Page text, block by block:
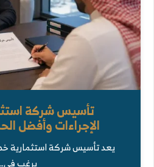
تأسيس شركة
الإجراءات وأفضل
يعد تأسيس شركة
يرغب